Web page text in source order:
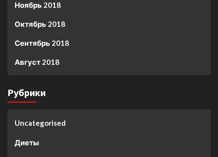
Ноябрь 2018
Октябрь 2018
Сентябрь 2018
Август 2018
Рубрики
Uncategorised
Диеты